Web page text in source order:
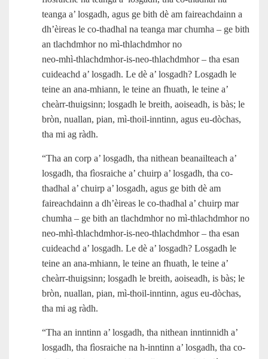
teanga a’ losgadh, agus ge bith dè am faireachdainn a
dh’èireas le co-thadhal na teanga mar chumha – ge bith
an tlachdmhor no mì-thlachdmhor no
neo‑mhì‑thlachdmhor‑is‑neo‑thlachdmhor – tha esan
cuideachd a’ losgadh. Le dè a’ losgadh? Losgadh le
teine an ana‑mhiann, le teine an fhuath, le teine a’
cheàrr‑thuigsinn; losgadh le breith, aoiseadh, is bàs; le
bròn, nuallan, pian, mì‑thoil-inntinn, agus eu‑dòchas,
tha mi ag ràdh.
“Tha an corp a’ losgadh, tha nithean beanailteach a’
losgadh, tha fìosraiche a’ chuirp a’ losgadh, tha co-
thadhal a’ chuirp a’ losgadh, agus ge bith dè am
faireachdainn a dh’èireas le co-thadhal a’ chuirp mar
chumha – ge bith an tlachdmhor no mì-thlachdmhor no
neo‑mhì‑thlachdmhor‑is‑neo‑thlachdmhor – tha esan
cuideachd a’ losgadh. Le dè a’ losgadh? Losgadh le
teine an ana‑mhiann, le teine an fhuath, le teine a’
cheàrr‑thuigsinn; losgadh le breith, aoiseadh, is bàs; le
bròn, nuallan, pian, mì‑thoil-inntinn, agus eu‑dòchas,
tha mi ag ràdh.
“Tha an inntinn a’ losgadh, tha nithean inntinnidh a’
losgadh, tha fìosraiche na h‑inntinn a’ losgadh, tha co-